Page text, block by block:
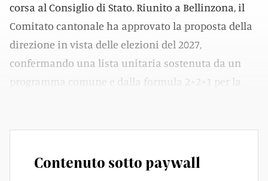
corsa al Consiglio di Stato. Riunito a Bellinzona, il
Comitato cantonale ha approvato la proposta della
direzione in vista delle elezioni del 2027,
confermando una lista unitaria sostenuta da un
programma comune e dalla formula 2+2+1 per la
Contenuto sotto paywall